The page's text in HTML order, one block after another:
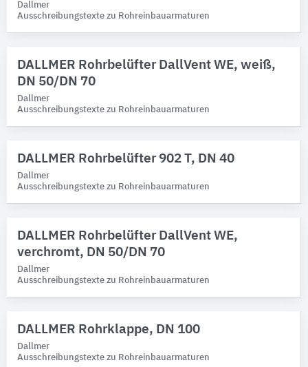
Dallmer
Ausschreibungstexte zu Rohreinbauarmaturen
DALLMER Rohrbelüfter DallVent WE, weiß,
DN 50/DN 70
Dallmer
Ausschreibungstexte zu Rohreinbauarmaturen
DALLMER Rohrbelüfter 902 T, DN 40
Dallmer
Ausschreibungstexte zu Rohreinbauarmaturen
DALLMER Rohrbelüfter DallVent WE,
verchromt, DN 50/DN 70
Dallmer
Ausschreibungstexte zu Rohreinbauarmaturen
DALLMER Rohrklappe, DN 100
Dallmer
Ausschreibungstexte zu Rohreinbauarmaturen